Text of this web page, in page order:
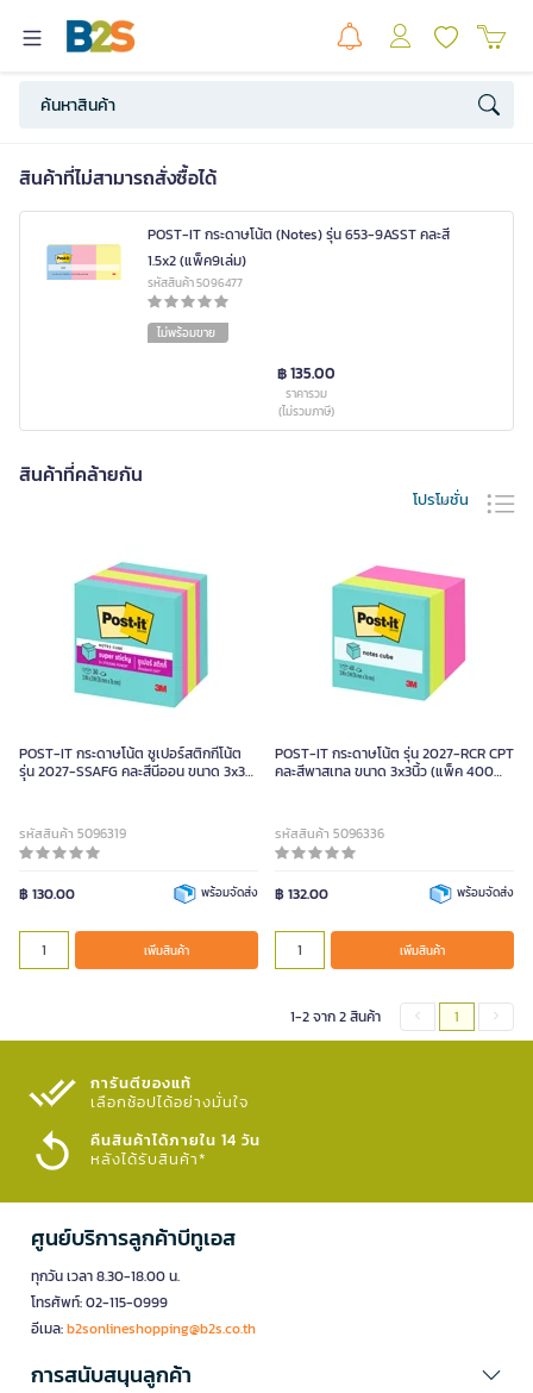
สินค้าที่ไม่สามารถสั่งซื้อได้
POST-IT กระดาษโน้ต (Notes) รุ่น 653-9ASST คละสี
1.5x2 (แพ็ค9เล่ม)
รหัสสินค้า 5096477
ไม่พร้อมขาย
฿ 135.00
ราคารวม
(ไม่รวมภาษี)
สินค้าที่คล้ายกัน
โปรโมชั่น
POST-IT กระดาษโน้ต ซูเปอร์สติกกี้โน้ต
รุ่น 2027-SSAFG คละสีนีออน ขนาด 3x3
รหัสสินค้า 5096319
฿ 130.00 พร้อมจัดส่ง
เพิ่มสินค้า
POST-IT กระดาษโน้ต รุ่น 2027-RCR CPT
คละสีพาสเทล ขนาด 3x3นิ้ว (แพ็ค 400
รหัสสินค้า 5096336
฿ 132.00 พร้อมจัดส่ง
เพิ่มสินค้า
1-2 จาก 2 สินค้า 1
การันตีของแท้
เลือกช้อปได้อย่างมั่นใจ​
คืนสินค้าได้ภายใน 14 วัน
หลังได้รับสินค้า*
ศูนย์บริการลูกค้าบีทูเอส
ทุกวัน เวลา 8.30-18.00 น.
โทรศัพท์: 02-115-0999
อีเมล:b2sonlineshopping@b2s.co.th
การสนับสนุนลูกค้า